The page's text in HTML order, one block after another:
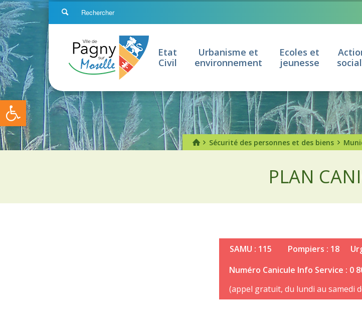
Ouvrir la barre d’outils
Etat
Civil
Urbanisme et
environnement
Ecoles et
jeunesse
Sécurité des personnes et des biens
PLAN
SAMU : 115 Pompiers : 18
Numéro Canicule Info Service : 0
(appel gratuit, du lundi au samedi